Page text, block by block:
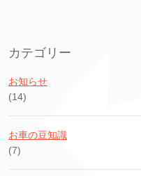
カテゴリー
お知らせ
(14)
お車の豆知識
(7)